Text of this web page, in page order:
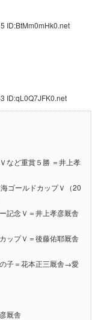
ID:BtMm0mHk0.net
ID:qL0Q7JFK0.net
など重賞５勝 ＝井上孝
ゴールドカップＶ（20
記念Ｖ＝井上孝彦厩舎
ップＶ＝後藤佑耶厩舎
子＝花本正三厩舎→愛
厩舎